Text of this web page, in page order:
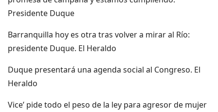
Presidente Duque
Barranquilla hoy es otra tras volver a mirar al Río:
presidente Duque. El Heraldo
Duque presentará una agenda social al Congreso. El
Heraldo
Vice’ pide todo el peso de la ley para agresor de mujer